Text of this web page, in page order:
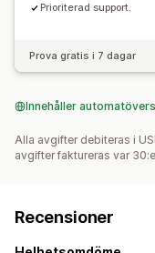
Prioriterad support.
Prova gratis i 7 dagar
Innehåller
Alla avgifter debiteras i
avgifter faktureras var
Recensioner